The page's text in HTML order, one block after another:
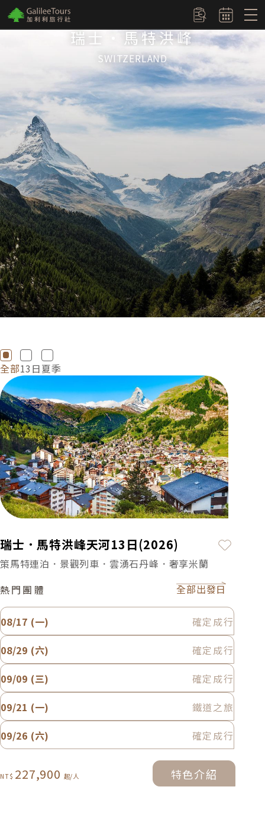
logo 訂單查詢
瑞士‧馬特洪峰
SWITZERLAND
全部13日夏季
特色介紹
瑞士．馬特洪峰天河13日(2026)
加入最
策馬特連泊．景觀列車．雲湧石丹峰．奢享米蘭
熱門團體
全部出發日
08/17 (一)
確定成行
08/29 (六)
確定成行
09/09 (三)
確定成行
09/21 (一)
鐵道之旅
09/26 (六)
確定成行
227,900 特色介紹